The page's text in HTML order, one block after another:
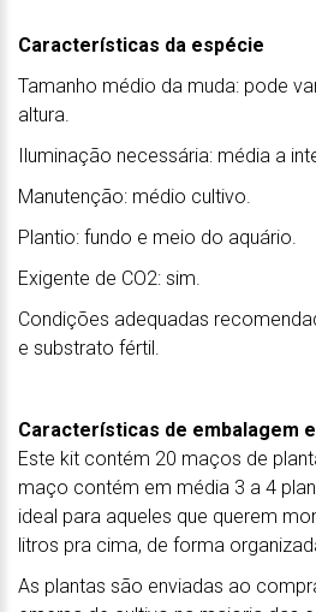
Características da espécie
Tamanho médio da muda: pode
altura.
Iluminação necessária: média a
Manutenção: médio cultivo.
Plantio: fundo e meio do aquário.
Exigente de CO2: sim.
Condições adequadas
e substrato fértil.
Características de embalagem
Este kit contém 20 maços de
maço contém em média 3 a 4
ideal para aqueles que querem
litros pra cima, de forma
As plantas são enviadas ao